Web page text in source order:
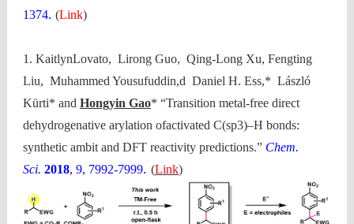
1374. (Link)
1. KaitlynLovato, Lirong Guo, Qing-Long Xu, Fengting
Liu, Muhammed Yousufuddin,d Daniel H. Ess,* László
Kürti* and Hongyin Gao* “Transition metal-free direct
dehydrogenative arylation ofactivated C(sp3)–H bonds:
synthetic ambit and DFT reactivity predictions.” Chem.
Sci. 2018, 9, 7992-7999. (Link)